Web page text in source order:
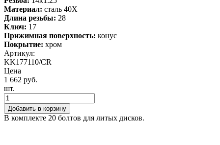
Материал: сталь 40X
Длина резьбы: 28
Ключ: 17
Прижимная поверхность: конус
Покрытие: хром
Артикул:
KK177110/CR
Цена
1 662 руб.
шт.
Добавить в корзину
В комплекте 20 болтов для литых дисков.